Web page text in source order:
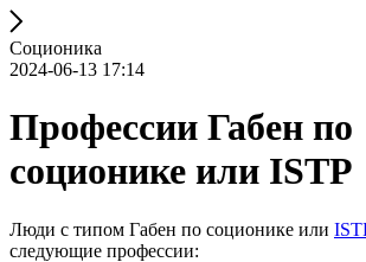
Cоционика
2024-06-13 17:14
Профессии Габен по
соционике или ISTP
Люди с типом Габен по соционике или
следующие профессии: